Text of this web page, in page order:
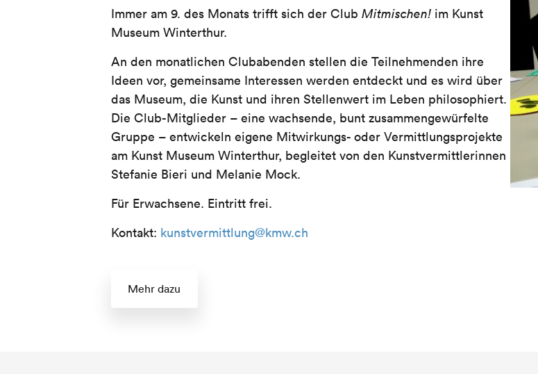
Immer am 9. des Monats trifft sich der Club Mitmischen! im Kunst
Museum Winterthur.
An den monatlichen Clubabenden stellen die Teilnehmenden ihre
Ideen vor, gemeinsame Interessen werden entdeckt und es wird über
das Museum, die Kunst und ihren Stellenwert im Leben philosophiert.
Die Club-Mitglieder – eine wachsende, bunt zusammengewürfelte
Gruppe – entwickeln eigene Mitwirkungs- oder Vermittlungsprojekte
am Kunst Museum Winterthur, begleitet von den Kunstvermittlerinnen
Stefanie Bieri und Melanie Mock.
Für Erwachsene. Eintritt frei.
Kontakt: kunstvermittlung@kmw.ch
Mehr dazu